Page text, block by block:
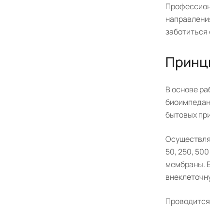
В основе
бытовых
50, 250,
мембраны.